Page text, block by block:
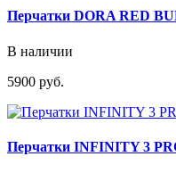
Перчатки DORA RED
В наличии
5900 руб.
Перчатки INFINITY 3